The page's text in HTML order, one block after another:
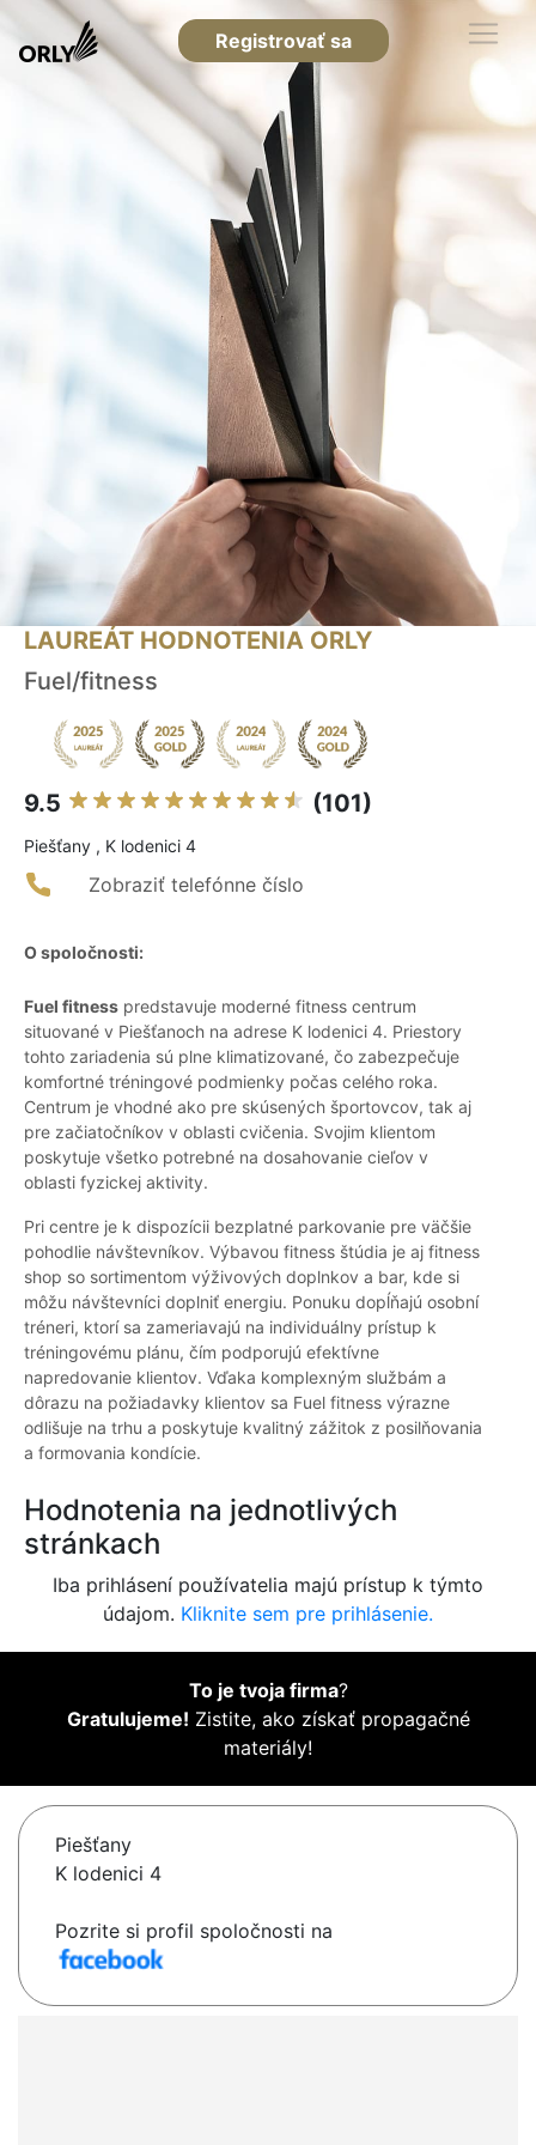
Registrovať sa
LAUREÁT HODNOTENIA ORLY
Fuel/fitness
9.5 (101)
Piešťany , K lodenici 4
Zobraziť telefónne číslo
O spoločnosti:
Fuel fitness predstavuje moderné fitness centrum
situované v Piešťanoch na adrese K lodenici 4. Priestory
tohto zariadenia sú plne klimatizované, čo zabezpečuje
komfortné tréningové podmienky počas celého roka.
Centrum je vhodné ako pre skúsených športovcov, tak aj
pre začiatočníkov v oblasti cvičenia. Svojim klientom
poskytuje všetko potrebné na dosahovanie cieľov v
oblasti fyzickej aktivity.
Pri centre je k dispozícii bezplatné parkovanie pre väčšie
pohodlie návštevníkov. Výbavou fitness štúdia je aj fitness
shop so sortimentom výživových doplnkov a bar, kde si
môžu návštevníci doplniť energiu. Ponuku dopĺňajú osobní
tréneri, ktorí sa zameriavajú na individuálny prístup k
tréningovému plánu, čím podporujú efektívne
napredovanie klientov. Vďaka komplexným službám a
dôrazu na požiadavky klientov sa Fuel fitness výrazne
odlišuje na trhu a poskytuje kvalitný zážitok z posilňovania
a formovania kondície.
Hodnotenia na jednotlivých
stránkach
Iba prihlásení používatelia majú prístup k týmto
údajom. Kliknite sem pre prihlásenie.
To je tvoja firma?
Gratulujeme! Zistite, ako získať propagačné
materiály!
Piešťany
K lodenici 4
Pozrite si profil spoločnosti na